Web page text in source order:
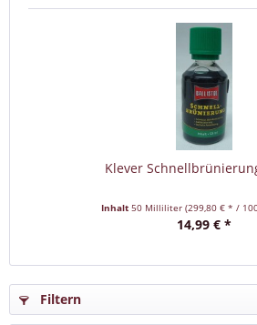
Klever
Inhalt 50 Milliliter (299,80 € * /
14,99 € *
Filtern